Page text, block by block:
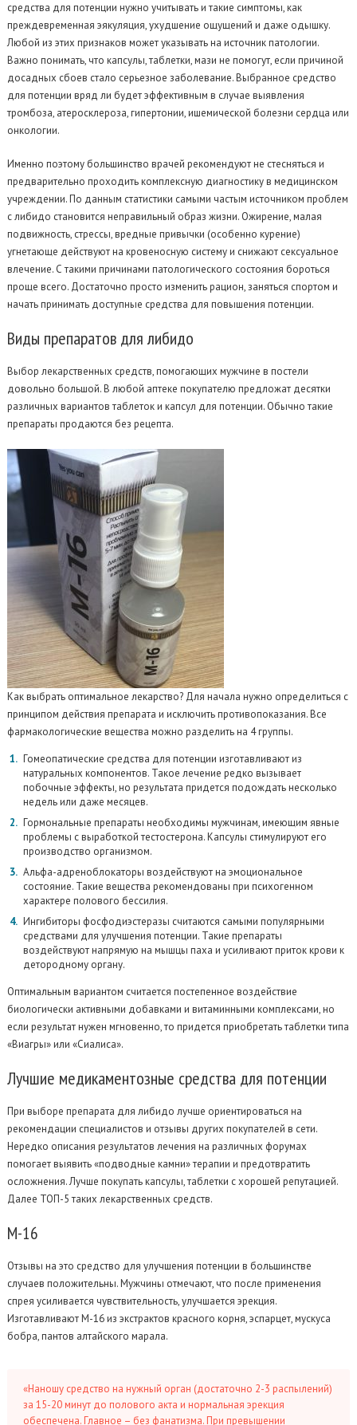
средства для потенции нужно учитывать и такие симптомы, как
преждевременная эякуляция, ухудшение ощущений и даже одышку.
Любой из этих признаков может указывать на источник патологии.
Важно понимать, что капсулы, таблетки, мази не помогут, если причиной
досадных сбоев стало серьезное заболевание. Выбранное средство
для потенции вряд ли будет эффективным в случае выявления
тромбоза, атеросклероза, гипертонии, ишемической болезни сердца или
онкологии.
Именно поэтому большинство врачей рекомендуют не стесняться и
предварительно проходить комплексную диагностику в медицинском
учреждении. По данным статистики самыми частым источником проблем
с либидо становится неправильный образ жизни. Ожирение, малая
подвижность, стрессы, вредные привычки (особенно курение)
угнетающе действуют на кровеносную систему и снижают сексуальное
влечение. С такими причинами патологического состояния бороться
проще всего. Достаточно просто изменить рацион, заняться спортом и
начать принимать доступные средства для повышения потенции.
Виды препаратов для либидо
Выбор лекарственных средств, помогающих мужчине в постели
довольно большой. В любой аптеке покупателю предложат десятки
различных вариантов таблеток и капсул для потенции. Обычно такие
препараты продаются без рецепта.
Как выбрать оптимальное лекарство? Для начала нужно определиться с
принципом действия препарата и исключить противопоказания. Все
фармакологические вещества можно разделить на 4 группы.
Гомеопатические средства для потенции изготавливают из
натуральных компонентов. Такое лечение редко вызывает
побочные эффекты, но результата придется подождать несколько
недель или даже месяцев.
Гормональные препараты необходимы мужчинам, имеющим явные
проблемы с выработкой тестостерона. Капсулы стимулируют его
производство организмом.
Альфа-адреноблокаторы воздействуют на эмоциональное
состояние. Такие вещества рекомендованы при психогенном
характере полового бессилия.
Ингибиторы фосфодиэстеразы считаются самыми популярными
средствами для улучшения потенции. Такие препараты
воздействуют напрямую на мышцы паха и усиливают приток крови к
детородному органу.
Оптимальным вариантом считается постепенное воздействие
биологически активными добавками и витаминными комплексами, но
если результат нужен мгновенно, то придется приобретать таблетки типа
«Виагры» или «Сиалиса».
Лучшие медикаментозные средства для потенции
При выборе препарата для либидо лучше ориентироваться на
рекомендации специалистов и отзывы других покупателей в сети.
Нередко описания результатов лечения на различных форумах
помогает выявить «подводные камни» терапии и предотвратить
осложнения. Лучше покупать капсулы, таблетки с хорошей репутацией.
Далее ТОП-5 таких лекарственных средств.
М-16
Отзывы на это средство для улучшения потенции в большинстве
случаев положительны. Мужчины отмечают, что после применения
спрея усиливается чувствительность, улучшается эрекция.
Изготавливают М-16 из экстрактов красного корня, эспарцет, мускуса
бобра, пантов алтайского марала.
«Наношу средство на нужный орган (достаточно 2-3 распылений)
за 15-20 минут до полового акта и нормальная эрекция
обеспечена. Главное – без фанатизма. При превышении